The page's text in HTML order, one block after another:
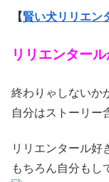
【賢い犬リリエン
リリエンタール
終わりゃしないか
自分はストーリー
リリエンタール好
もちろん自分もし